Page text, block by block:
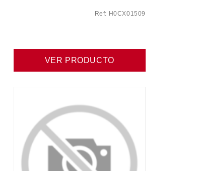
Ref: H0CX01509
VER PRODUCTO